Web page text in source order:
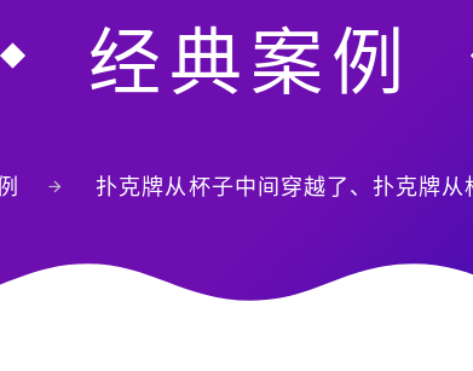
经典案例
扑克牌从杯子中间穿越了、扑克牌